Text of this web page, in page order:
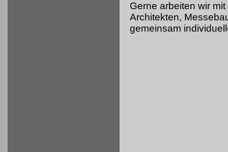
Gerne arbeiten wir
Architekten,
gemeinsam